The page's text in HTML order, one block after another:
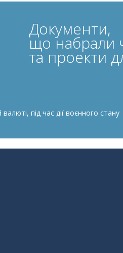
Документи,
що набрали
та проекти
під час дії воєнного стану